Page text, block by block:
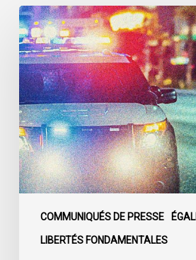
COMMUNIQUÉS DE PRESSE
LIBERTÉS FONDAMENTALES
Appels
en
faveur
d’une
commission
d’enquête
publique
sur
le
racisme
policier